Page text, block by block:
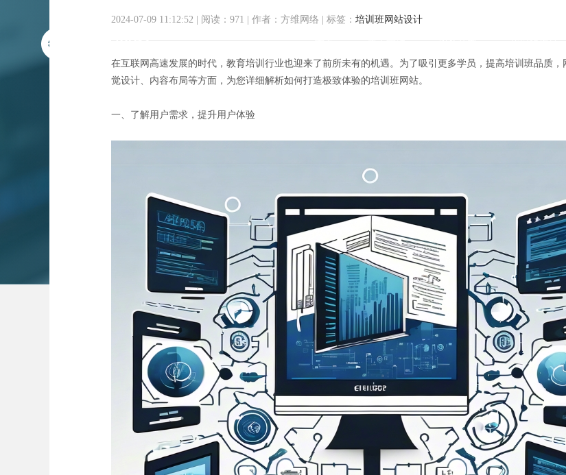
首页 关于方维 服务范围 我们的作品
「赋能未来」：打造极致体验的培训
2024-07-09 11:12:52 阅读：971 作者：方维网络 标签： 培训班网站设计
在互联网高速发展的时代，教育培训行业也迎来了前所未有的机遇。为了吸引更多学员，提高培训班品质
觉设计、内容布局等方面，为您详细解析如何打造极致体验的培训班网站。
一、了解用户需求，提升用户体验